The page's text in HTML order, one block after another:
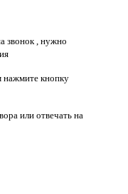
звонок , нужно
нажмите кнопку
или отвечать на